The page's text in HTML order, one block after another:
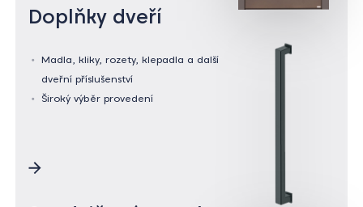
Doplňky dveří
Madla, kliky, rozety, klepadla a další
dveřní příslušenství
Široký výběr provedení